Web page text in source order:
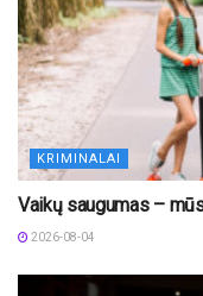
KRIMINALAI
Vaikų saugumas –
2026-08-04